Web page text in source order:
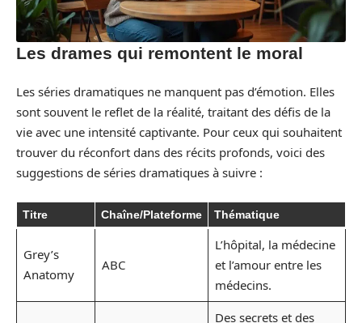
Les drames qui remontent le moral
Les séries dramatiques ne manquent pas d’émotion. Elles
sont souvent le reflet de la réalité, traitant des défis de la
vie avec une intensité captivante. Pour ceux qui souhaitent
trouver du réconfort dans des récits profonds, voici des
suggestions de séries dramatiques à suivre :
Titre Chaîne/Plateforme Thématique
Grey’s
Anatomy
ABC
L’hôpital, la médecine
et l’amour entre les
médecins.
Des secrets et des